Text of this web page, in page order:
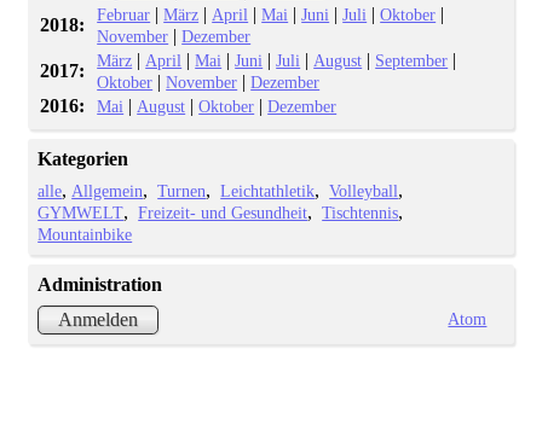
2018: Februar |März | April |Mai |Juni |Juli |Oktober |
November |Dezember
2017: März | April |Mai |Juni |Juli | August | September |
Oktober |November |Dezember
2016: Mai | August |Oktober |Dezember
Kategorien
alle Allgemein Turnen Leichtathletik
Volleyball
GYMWELT
Freizeit- und Gesundheit
Tischtennis
Mountainbike
Administration
Anmelden
Atom